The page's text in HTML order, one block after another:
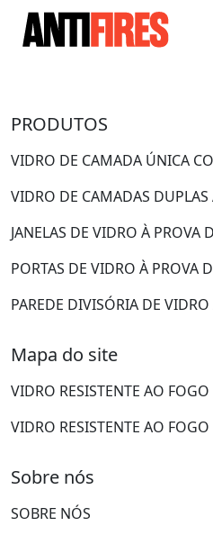
PRODUTOS
VIDRO DE CAMADA ÚNICA
VIDRO DE CAMADAS DUPLAS
JANELAS DE VIDRO À PROVA
PORTAS DE VIDRO À PROVA
PAREDE DIVISÓRIA DE
Mapa do site
VIDRO RESISTENTE AO
VIDRO RESISTENTE AO
Sobre nós
SOBRE NÓS